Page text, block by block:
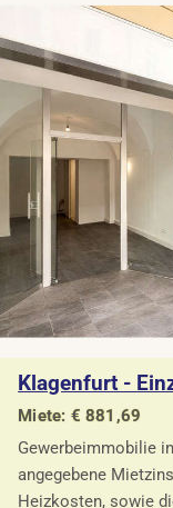
Klagenfurt -
Miete: € 881,69
Gewerbeimmobilie
angegebene
Heizkosten, sowie